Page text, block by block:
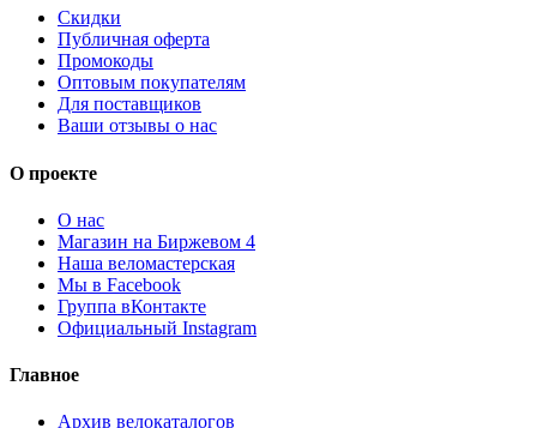
Скидки
Публичная оферта
Промокоды
Оптовым покупателям
Для поставщиков
Ваши отзывы о нас
О проекте
О нас
Магазин на Биржевом 4
Наша веломастерская
Мы в Facebook
Группа вКонтакте
Официальный Instagram
Главное
Архив велокаталогов